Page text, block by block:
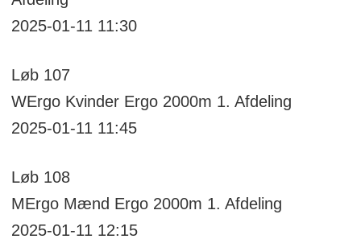
2025-01-11 11:30
Løb 107
WErgoKvinder Ergo 2000m 1. Afdeling
2025-01-11 11:45
Løb 108
MErgoMænd Ergo 2000m 1. Afdeling
2025-01-11 12:15